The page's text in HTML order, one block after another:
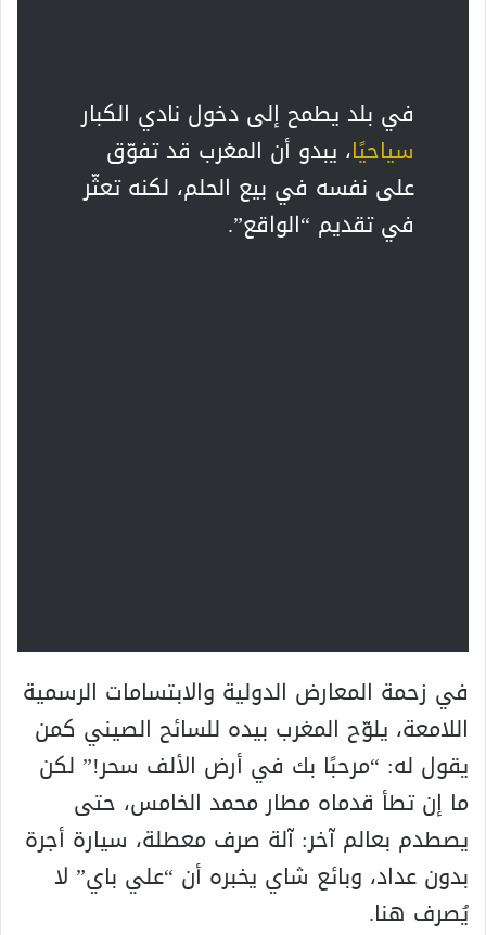
في بلد يطمح إلى دخول نادي الكبار
سياحيًا، يبدو أن المغرب قد تفوّق
على نفسه في بيع الحلم، لكنه تعثّر
في تقديم “الواقع”.
في زحمة المعارض الدولية والابتسامات الرسمية
اللامعة، يلوّح المغرب بيده للسائح الصيني كمن
يقول له: “مرحبًا بك في أرض الألف سحر!” لكن
ما إن تطأ قدماه مطار محمد الخامس، حتى
يصطدم بعالم آخر: آلة صرف معطلة، سيارة أجرة
بدون عداد، وبائع شاي يخبره أن “علي باي” لا
يُصرف هنا.